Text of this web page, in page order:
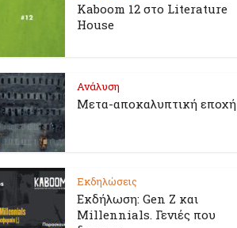
Kaboom 12 στο Literature
House
Ανάλυση
Μετα-αποκαλυπτική εποχή
Εκδηλώσεις
Εκδήλωση: Gen Z και
Millennials. Γενιές που